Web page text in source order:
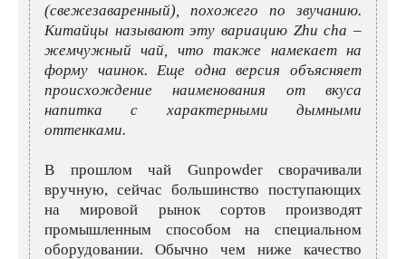
(свежезаваренный), похожего по звучанию.
Китайцы называют эту вариацию Zhu cha –
жемчужный чай, что также намекает на
форму чаинок. Еще одна версия объясняет
происхождение наименования от вкуса
напитка с характерными дымными
оттенками.
В прошлом чай Gunpowder сворачивали
вручную, сейчас большинство поступающих
на мировой рынок сортов производят
промышленным способом на специальном
оборудовании. Обычно чем ниже качество